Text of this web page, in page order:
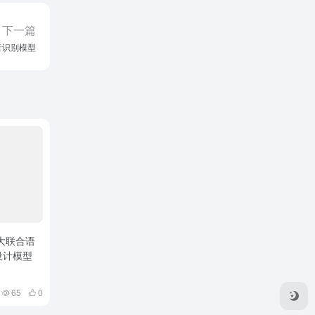
下一篇
别模型
联合语
模型
65 0